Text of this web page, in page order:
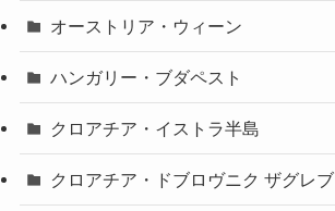
オーストリア・ウィーン
ハンガリー・ブダペスト
クロアチア・イストラ半島
クロアチア・ドブロヴニク ザグレブ